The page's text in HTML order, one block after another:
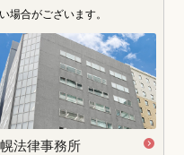
場合がございます。
法律事務所